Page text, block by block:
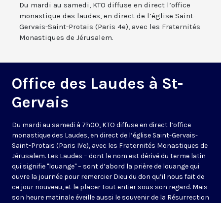
Du mardi au samedi, KTO diffuse en direct l’office
monastique des laudes, en direct de l’église Saint-
Gervais-Saint-Protais (Paris 4e), avec les Fraternités
Monastiques de Jérusalem.
Office des Laudes à St-
Gervais
Du mardi au samedi à 7h00, KTO diffuse en direct l’office
monastique des Laudes, en direct de l’église Saint-Gervais-
Saint-Protais (Paris IVe), avec les Fraternités Monastiques de
Jérusalem. Les Laudes – dont le nom est dérivé du terme latin
qui signifie "louange" – sont d’abord la prière de louange qui
ouvre la journée pour remercier Dieu du don qu’il nous fait de
ce jour nouveau, et le placer tout entier sous son regard. Mais
son heure matinale éveille aussi le souvenir de la Résurrection